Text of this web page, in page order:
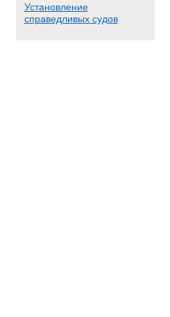
Установление
справедливых судов